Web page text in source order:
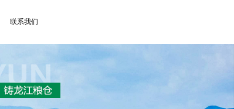
联系我们